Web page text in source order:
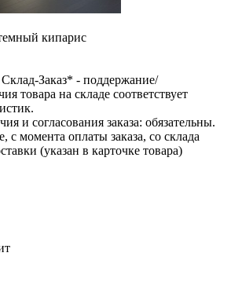
кипарис
Заказ* - поддержание/
товара на складе соответствует
и согласования заказа: обязательны.
с момента оплаты заказа, со склада
(указан в карточке товара)